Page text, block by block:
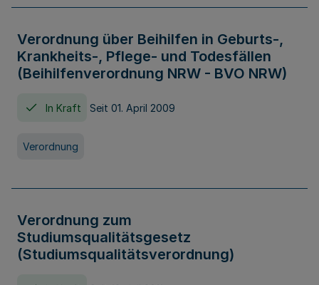
Verordnung über Beihilfen in Geburts-,
Krankheits-, Pflege- und Todesfällen
(Beihilfenverordnung NRW - BVO NRW)
In Kraft Seit 01. April 2009
Verordnung
Verordnung zum
Studiumsqualitätsgesetz
(Studiumsqualitätsverordnung)